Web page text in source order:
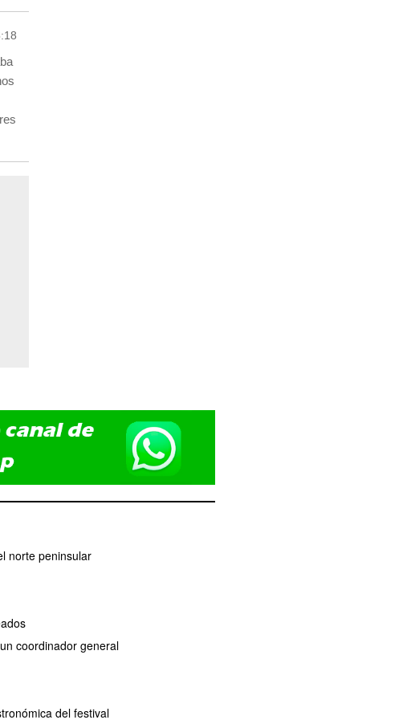
norte peninsular
coordinador general
del festival